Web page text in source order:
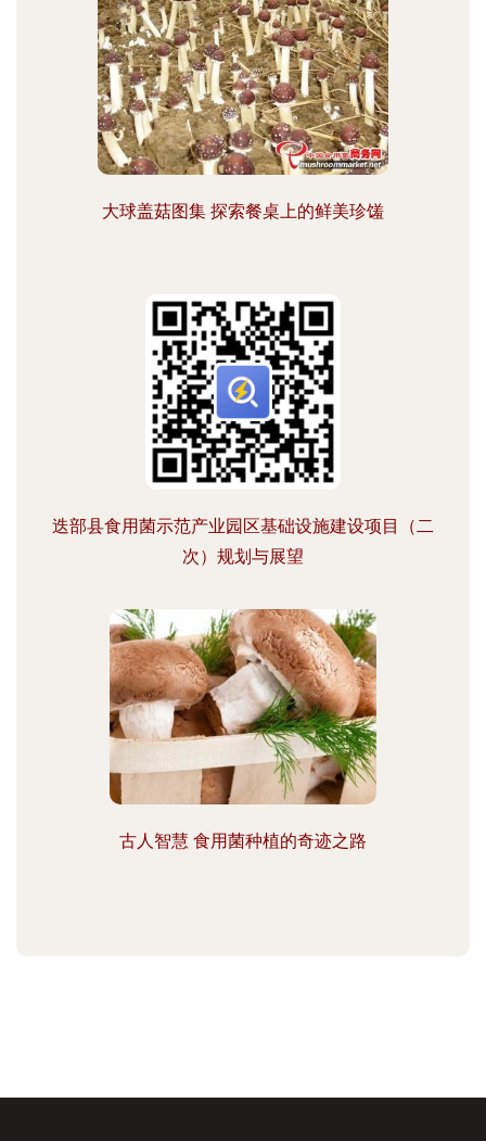
大球盖菇图集 探索餐桌上的鲜美珍馐
迭部县食用菌示范产业园区基础设施建设项目（二
次）规划与展望
古人智慧 食用菌种植的奇迹之路